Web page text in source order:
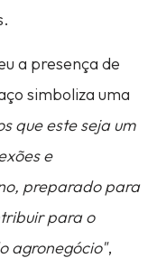
a presença de
simboliza uma
que este seja um
e
preparado para
para o
agronegócio",